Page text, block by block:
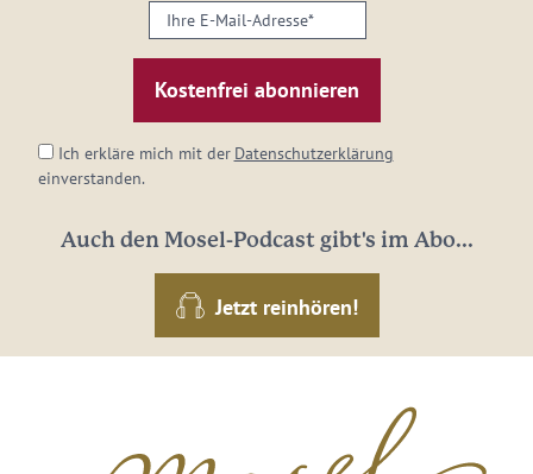
Ihre
E-
Mail-
Adresse:
Ich erkläre mich mit der Datenschutzerklärung
einverstanden.
Auch den Mosel-Podcast gibt's im Abo...
Jetzt reinhören!